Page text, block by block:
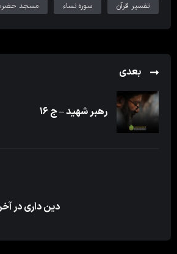
تفسیر قرآن سوره نساء مسجد
بعدی
رهبر شهید – ج ۱۶
دین داری در